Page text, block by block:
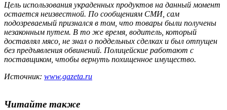
Цель использования украденных продуктов на данный момент
остается неизвестной. По сообщениям СМИ, сам
подозреваемый признался в том, что товары были получены
незаконным путем. В то же время, водитель, который
доставлял мясо, не знал о поддельных сделках и был отпущен
без предъявления обвинений. Полицейские работают с
поставщиком, чтобы вернуть похищенное имущество.
Источник: www.gazeta.ru
Читайте также